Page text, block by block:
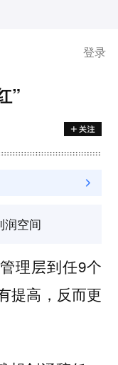
登录
”
润空间
理层到任9个
提高，反而更